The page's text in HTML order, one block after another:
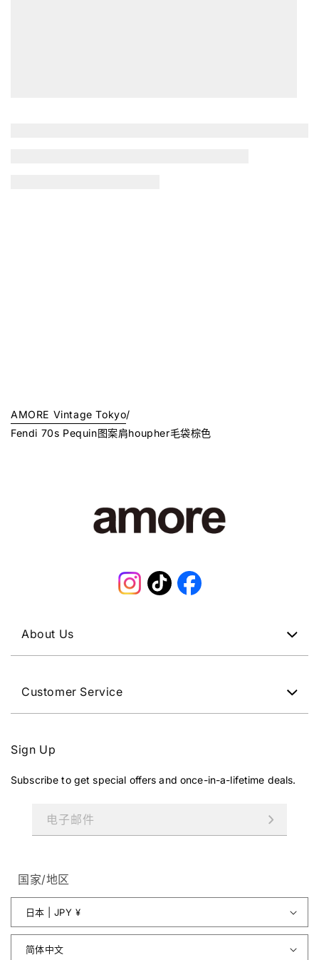
AMORE Vintage Tokyo/
Fendi 70s Pequin图案肩houpher毛袋棕色
Instagram
TikTokFacebook
About Us
Customer Service
Sign Up
Subscribe to get special offers and once-in-a-lifetime deals.
电子邮件
国家/地区
日本 | JPY ¥
简体中文